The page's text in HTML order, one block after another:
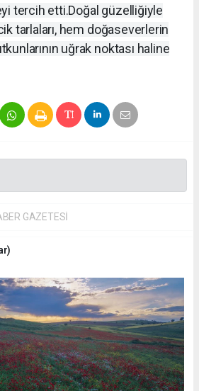
tercih etti.Doğal güzelliğiyle
tarlaları, hem doğaseverlerin
uğrak noktası haline
GAZETESİ